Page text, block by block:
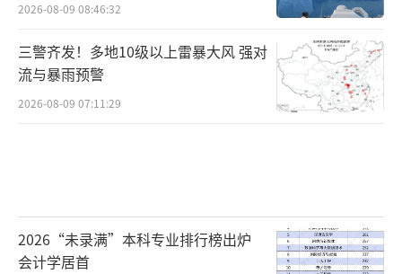
2026-08-09 08:46:32
三警齐发！多地10级以上雷暴大风 强对
流与暴雨预警
2026-08-09 07:11:29
2026“未录满”本科专业排行榜出炉
会计学居首